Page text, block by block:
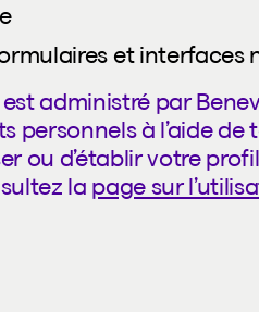
et interfaces
administré par
personnels à l’aide
ou d’établir votre
la page sur